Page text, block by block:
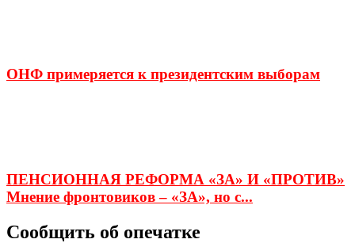
ОНФ примеряется к президентским выборам
ПЕНСИОННАЯ РЕФОРМА «ЗА» И «ПРОТИВ»
Мнение фронтовиков – «ЗА», но с...
Сообщить об опечатке